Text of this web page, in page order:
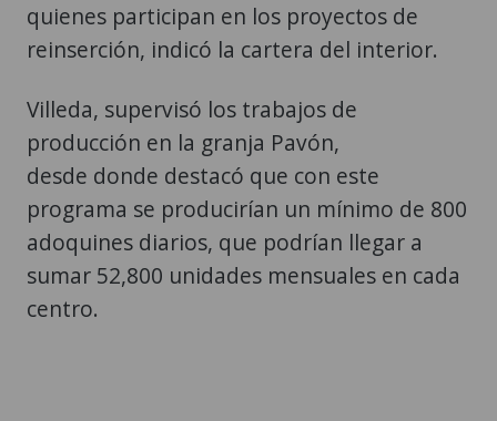
quienes participan en los proyectos de
reinserción, indicó la cartera del interior.
Villeda, supervisó los trabajos de
producción en la granja Pavón,
desde donde destacó que con este
programa se producirían un mínimo de 800
adoquines diarios, que podrían llegar a
sumar 52,800 unidades mensuales en cada
centro.